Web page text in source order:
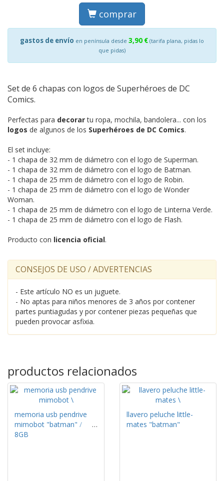
comprar
gastos de envío en península desde 3,90 € (tarifa plana, pidas lo
que pidas)
Set de 6 chapas con logos de Superhéroes de DC
Comics.
Perfectas para decorartu ropa, mochila, bandolera... con los
logos de algunos de los Superhéroes de DC Comics.
El set incluye:
- 1 chapa de 32 mm de diámetro con el logo de Superman.
- 1 chapa de 32 mm de diámetro con el logo de Batman.
- 1 chapa de 25 mm de diámetro con el logo de Robin.
- 1 chapa de 25 mm de diámetro con el logo de Wonder
Woman.
- 1 chapa de 25 mm de diámetro con el logo de Linterna Verde.
- 1 chapa de 25 mm de diámetro con el logo de Flash.
Producto con licencia oficial.
CONSEJOS DE USO / ADVERTENCIAS
- Este artículo NO es un juguete.
- No aptas para niños menores de 3 años por contener
partes puntiagudas y por contener piezas pequeñas que
pueden provocar asfixia.
productos relacionados
memoria usb pendrive
mimobot "batman" /
8GB
llavero peluche little-
mates "batman"